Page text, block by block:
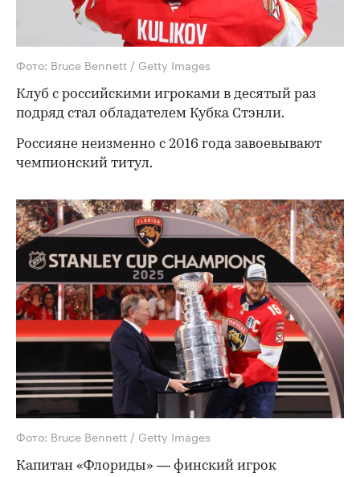
Фото: Bruce Bennett / Getty Images
Клуб с российскими игроками в десятый раз
подряд стал обладателем Кубка Стэнли.
Россияне неизменно с 2016 года завоевывают
чемпионский титул.
Фото: Bruce Bennett / Getty Images
Капитан «Флориды» — финский игрок